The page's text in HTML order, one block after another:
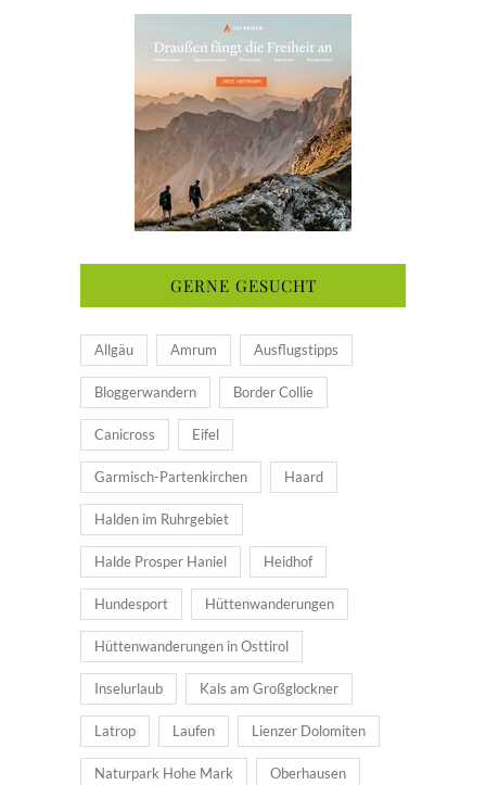
GERNE GESUCHT
Allgäu Amrum Ausflugstipps
Bloggerwandern Border Collie
Canicross Eifel
Garmisch-Partenkirchen Haard
Halden im Ruhrgebiet
Halde Prosper Haniel Heidhof
Hundesport Hüttenwanderungen
Hüttenwanderungen in Osttirol
Inselurlaub Kals am Großglockner
Latrop Laufen Lienzer Dolomiten
Naturpark Hohe Mark Oberhausen